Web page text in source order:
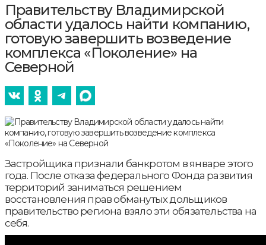
Правительству Владимирской
области удалось найти компанию,
готовую завершить возведение
комплекса «Поколение» на
Северной
Застройщика признали банкротом в январе этого
года. После отказа федерального Фонда развития
территорий заниматься решением
восстановления прав обманутых дольщиков
правительство региона взяло эти обязательства на
себя.